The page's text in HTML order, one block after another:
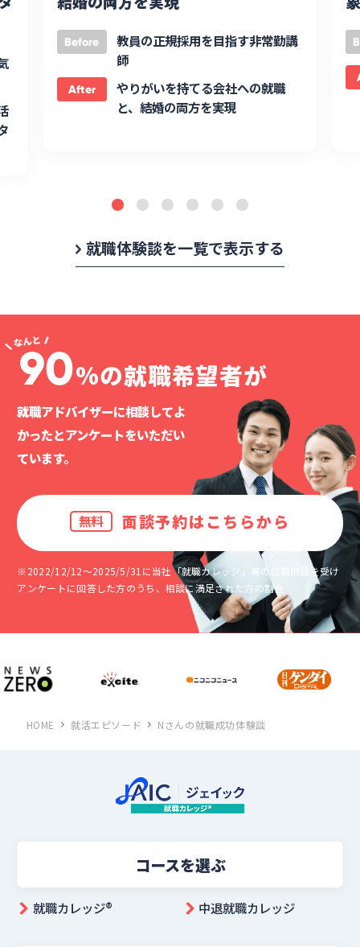
Before
教員の正規採用を目指す非常勤講
師
After
やりがいを持てる会社への就職
と、結婚の両方を実現
就職体験談を一覧で表示する
90%の就職希望者が
就職アドバイザーに相談してよ
かったとアンケートをいただい
ています。
無料 面談予約はこちらから
※2022/12/12～2025/5/31に当社「就職カレッジ」等の就職相談を受け
アンケートに回答した方のうち、相談に満足された方の割合
HOME 就活エピソード Nさんの就職成功体験談
コースを選ぶ
就職カレッジ®︎ 中退就職カレッジ